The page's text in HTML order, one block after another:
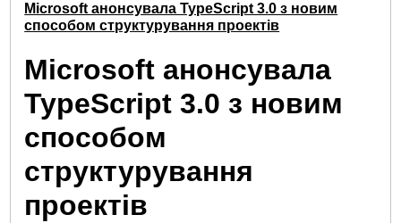
Microsoft анонсувала TypeScript 3.0 з новим
способом структурування проектів
Microsoft анонсувала
TypeScript 3.0 з новим
способом
структурування
проектів